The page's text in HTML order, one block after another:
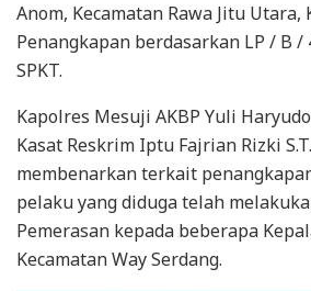
Anom, Kecamatan Rawa Jitu
Penangkapan berdasarkan LP / B /
SPKT.
Kapolres Mesuji AKBP Yuli
Kasat Reskrim Iptu Fajrian Rizki
membenarkan terkait
pelaku yang diduga telah
Pemerasan kepada beberapa
Kecamatan Way Serdang.